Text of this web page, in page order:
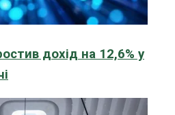
дохід на 12,6% у